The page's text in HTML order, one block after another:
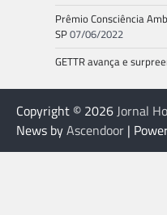
Prêmio Consciência
SP07/06/2022
GETTR avança e
Copyright © 2026 Jornal
News byAscendoor |